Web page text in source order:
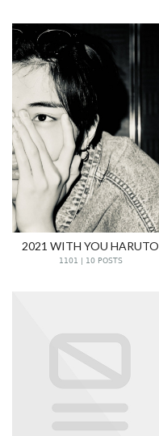
2021 WITH YOU HARUTO
1101 | 10 POSTS